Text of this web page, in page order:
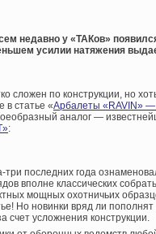
недавно у «ТАКов»
усилии натяжения
сложен по конструкции, но
в статье «Арбалеты «RAVIN» —
аналог —
:
три последних года
вполне классических
мощных охотничьих
Но новинки вряд ли
счет усложнения конструкции.